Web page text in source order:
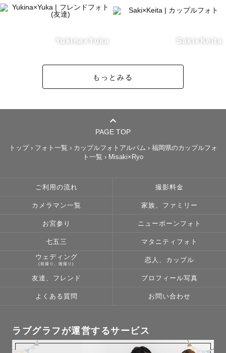
Yukina×Yuka Saki×Keita
もっとみる
PAGE TOP
トップ› フォト一覧 › カップルフォトアルバム › 福岡県のカップルフォ
ト一覧 › Misaki×Ryo
ご利用の流れ 撮影料金
カメラマン一覧 家族、ファミリー
お宮参り ニューボーンフォト
七五三 マタニティフォト
ウェディング
(前撮り、後撮り)
恋人、カップル
友達、フレンド プロフィール写真
よくある質問 お問い合わせ
ラブグラフが運営するサービス